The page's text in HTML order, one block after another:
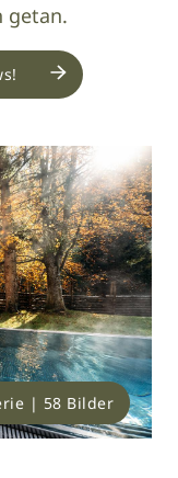
getan.
| 58 Bilder